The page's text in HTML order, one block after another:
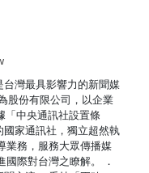
灣最具影響力的新聞媒
股份有限公司，以企業
「中央通訊社設置條
家通訊社，獨立超然執
業務，服務大眾傳播媒
際對台灣之瞭解。 ．